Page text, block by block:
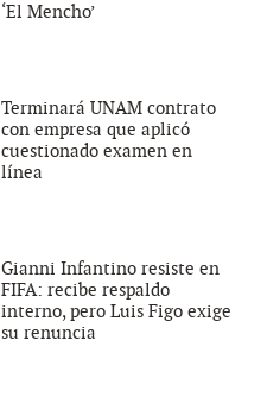
‘El Mencho’
Terminará UNAM contrato
con empresa que aplicó
cuestionado examen en
línea
Gianni Infantino resiste en
FIFA: recibe respaldo
interno, pero Luis Figo exige
su renuncia